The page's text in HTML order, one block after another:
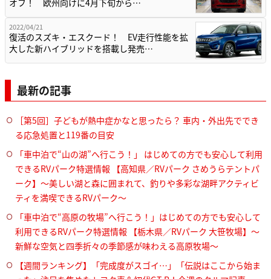
オフ！ 欧州向けに4月下旬から…
2022/04/21
復活のスズキ・エスクード！ EV走行性能を拡
大した新ハイブリッドを搭載し発売…
最新の記事
［第5回］子どもが熱中症かなと思ったら？ 車内・外出先ででき
る応急処置と119番の目安
「車中泊で“山の湖”へ行こう！」 はじめての方でも安心して利用
できるRVパーク特選情報 【高知県／RVパーク さめうらテントパ
ーク】～美しい湖と森に囲まれて、釣りや多彩な湖畔アクティビ
ティを満喫できるRVパーク～
「車中泊で“高原の牧場”へ行こう！」はじめての方でも安心して
利用できるRVパーク特選情報 【栃木県／RVパーク 大笹牧場】～
新鮮な空気と四季折々の季節感が味わえる高原牧場～
【週間ランキング】「完成度がスゴイ…」「伝説はここから始ま